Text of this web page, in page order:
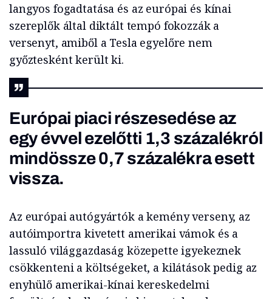
langyos fogadtatása és az európai és kínai
szereplők által diktált tempó fokozzák a
versenyt, amiből a Tesla egyelőre nem
győztesként került ki.
Európai piaci részesedése az
egy évvel ezelőtti 1,3 százalékról
mindössze 0,7 százalékra esett
vissza.
Az európai autógyártók a kemény verseny, az
autóimportra kivetett amerikai vámok és a
lassuló világgazdaság közepette igyekeznek
csökkenteni a költségeket, a kilátások pedig az
enyhülő amerikai-kínai kereskedelmi